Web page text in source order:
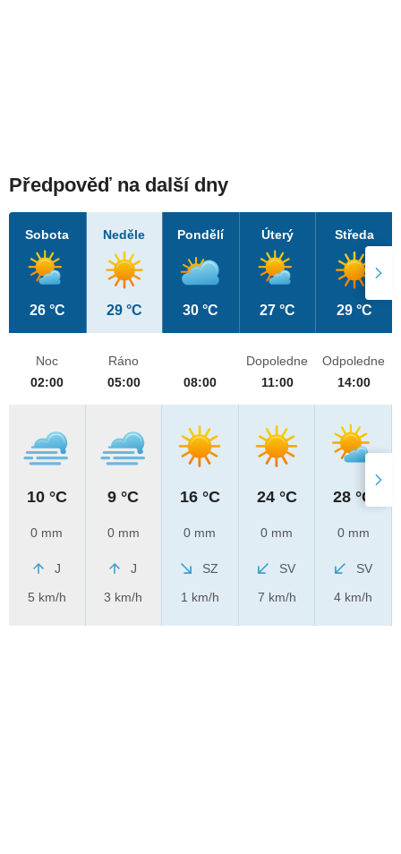
Předpověď na další dny
Sobota
26 °C
Neděle
29 °C
Pondělí
30 °C
Úterý
27 °C
Středa
29 °C
Noc
02:00
10 °C
0 mm
J
5 km/h
Ráno
05:00
9 °C
0 mm
J
3 km/h
08:00
16 °C
0 mm
SZ
1 km/h
Dopoledne
11:00
24 °C
0 mm
SV
7 km/h
Odpoledne
14:00
28 °C
0 mm
SV
4 km/h